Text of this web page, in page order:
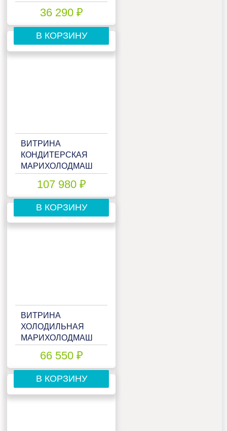
36 290 ₽
В КОРЗИНУ
ВИТРИНА
КОНДИТЕРСКАЯ
МАРИХОЛОДМАШ
CUBE КРАШЕННАЯ
107 980 ₽
В КОРЗИНУ
ВИТРИНА
ХОЛОДИЛЬНАЯ
МАРИХОЛОДМАШ
(CТАТИКА)
66 550 ₽
В КОРЗИНУ